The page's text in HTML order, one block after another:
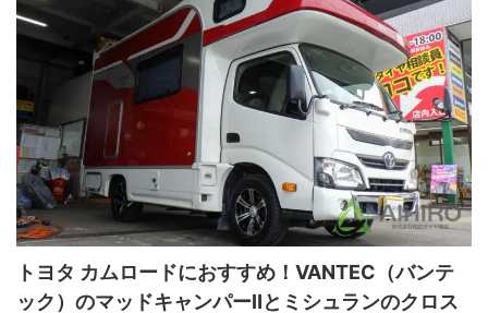
トヨタ カムロードにおすすめ！VANTEC（バンテ
ック）のマッドキャンパーⅡとミシュランのクロス